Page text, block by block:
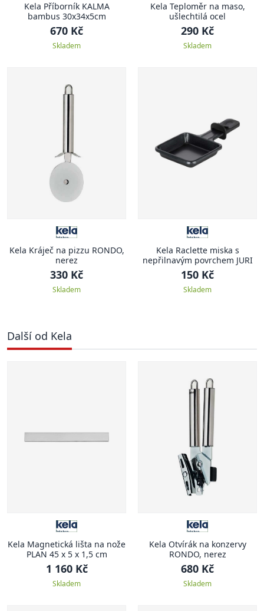
Kela Příborník KALMA
bambus 30x34x5cm
670 Kč
Skladem
Kela Teploměr na maso,
ušlechtilá ocel
290 Kč
Skladem
Kela Kráječ na pizzu RONDO,
nerez
330 Kč
Skladem
Kela Raclette miska s
nepřilnavým povrchem JURI
150 Kč
Skladem
Další od Kela
Kela Magnetická lišta na nože
PLAN 45 x 5 x 1,5 cm
1 160 Kč
Skladem
Kela Otvírák na konzervy
RONDO, nerez
680 Kč
Skladem